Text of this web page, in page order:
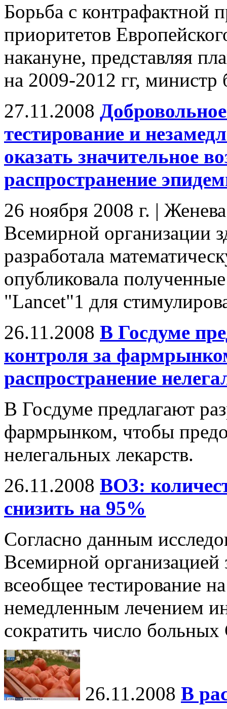
Борьба с контрафактной
приоритетов
накануне, представляя
на 2009-2012 гг,
27.11.2008
тестирование и
оказать значительное
распространение
26 ноября 2008 г. |
Всемирной организации
разработала
опубликовала
"Lancet"1 для
26.11.2008 В Госдуме
контроля за
распространение
В Госдуме предлагают
фармрынком, чтобы
нелегальных лекарств.
26.11.2008 ВОЗ:
снизить на 95%
Согласно данным
Всемирной
всеобщее тестирование
немедленным лечением
сократить число
26.11.2008 В